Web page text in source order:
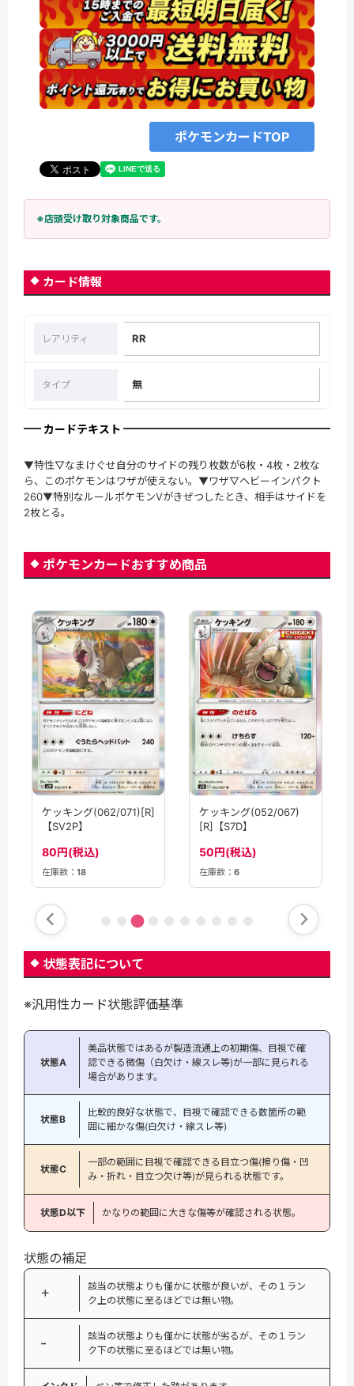
ポケモンカードTOP
※店頭受け取り対象商品です。
カード情報
レアリティ RR
タイプ 無
カードテキスト
▼特性▽なまけぐせ自分のサイドの残り枚数が6枚・4枚・2枚な
ら、このポケモンはワザが使えない。▼ワザ▽ヘビーインパクト
260▼特別なルールポケモンVがきぜつしたとき、相手はサイドを
2枚とる。
ポケモンカードおすすめ商品
ケッキング(062/071)[R]
【SV2P】
80円(税込)
在庫数： 18
ケッキング(052/067)
[R]【S7D】
50円(税込)
在庫数： 6
状態表記について
※汎用性カード状態評価基準
状態A
美品状態ではあるが製造流通上の初期傷、目視で確
認できる微傷（白欠け・線スレ等)が一部に見られる
場合があります。
状態B
比較的良好な状態で、目視で確認できる数箇所の範
囲に細かな傷(白欠け・線スレ等)
状態C
一部の範囲に目視で確認できる目立つ傷(擦り傷・凹
み・折れ・目立つ欠け等)が見られる状態です。
状態D以下 かなりの範囲に大きな傷等が確認される状態。
状態の補足
＋
該当の状態よりも僅かに状態が良いが、その１ラン
ク上の状態に至るほどでは無い物。
−
該当の状態よりも僅かに状態が劣るが、その１ラン
ク下の状態に至るほどでは無い物。